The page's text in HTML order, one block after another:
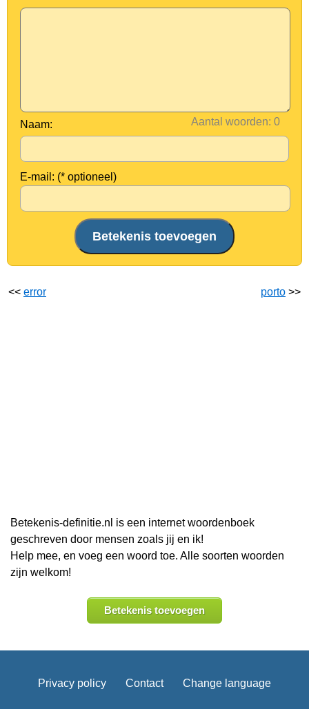
Aantal woorden:
Naam:
E-mail: (* optioneel)
<< error porto >>
Betekenis-definitie.nl is een internet woordenboek
geschreven door mensen zoals jij en ik!
Help mee, en voeg een woord toe. Alle soorten woorden
zijn welkom!
Betekenis toevoegen
Privacy policy Contact Change language